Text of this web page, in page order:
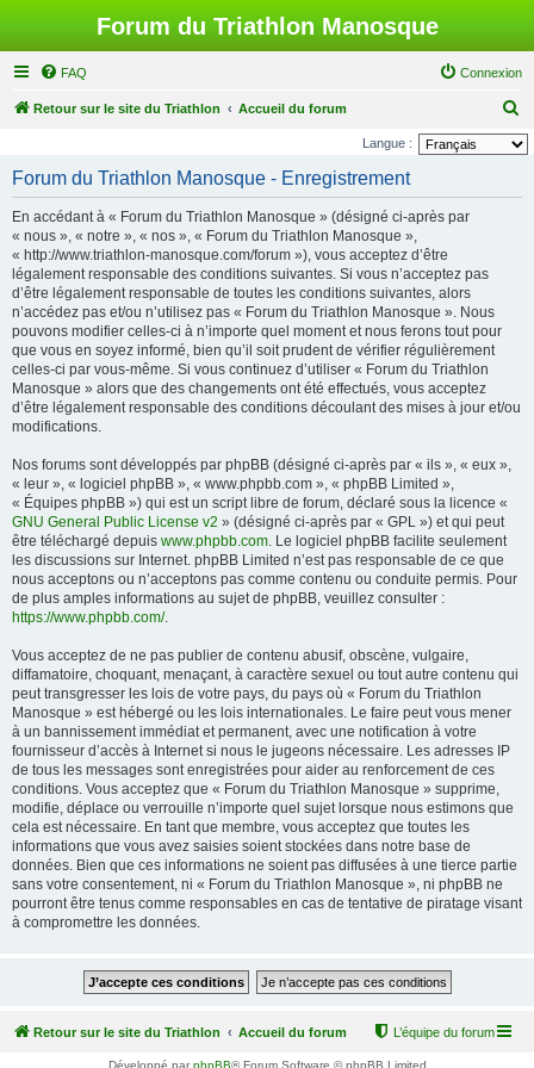
Forum du Triathlon Manosque
FAQ Connexion
Retour sur le site du Triathlon Accueil du forum
e
Langue :
Forum du Triathlon Manosque - Enregistrement
En accédant à « Forum du Triathlon Manosque » (désigné ci-après par
« nous », « notre », « nos », « Forum du Triathlon Manosque »,
« http://www.triathlon-manosque.com/forum »), vous acceptez d’être
légalement responsable des conditions suivantes. Si vous n’acceptez pas
d’être légalement responsable de toutes les conditions suivantes, alors
n’accédez pas et/ou n’utilisez pas « Forum du Triathlon Manosque ». Nous
pouvons modifier celles-ci à n’importe quel moment et nous ferons tout pour
que vous en soyez informé, bien qu’il soit prudent de vérifier régulièrement
celles-ci par vous-même. Si vous continuez d’utiliser « Forum du Triathlon
Manosque » alors que des changements ont été effectués, vous acceptez
d’être légalement responsable des conditions découlant des mises à jour et/ou
modifications.
Nos forums sont développés par phpBB (désigné ci-après par « ils », « eux »,
« leur », « logiciel phpBB », « www.phpbb.com », « phpBB Limited »,
« Équipes phpBB ») qui est un script libre de forum, déclaré sous la licence «
GNU General Public License v2 » (désigné ci-après par « GPL ») et qui peut
être téléchargé depuis www.phpbb.com. Le logiciel phpBB facilite seulement
les discussions sur Internet. phpBB Limited n’est pas responsable de ce que
nous acceptons ou n’acceptons pas comme contenu ou conduite permis. Pour
de plus amples informations au sujet de phpBB, veuillez consulter :
https://www.phpbb.com/.
Vous acceptez de ne pas publier de contenu abusif, obscène, vulgaire,
diffamatoire, choquant, menaçant, à caractère sexuel ou tout autre contenu qui
peut transgresser les lois de votre pays, du pays où « Forum du Triathlon
Manosque » est hébergé ou les lois internationales. Le faire peut vous mener
à un bannissement immédiat et permanent, avec une notification à votre
fournisseur d’accès à Internet si nous le jugeons nécessaire. Les adresses IP
de tous les messages sont enregistrées pour aider au renforcement de ces
conditions. Vous acceptez que « Forum du Triathlon Manosque » supprime,
modifie, déplace ou verrouille n’importe quel sujet lorsque nous estimons que
cela est nécessaire. En tant que membre, vous acceptez que toutes les
informations que vous avez saisies soient stockées dans notre base de
données. Bien que ces informations ne soient pas diffusées à une tierce partie
sans votre consentement, ni « Forum du Triathlon Manosque », ni phpBB ne
pourront être tenus comme responsables en cas de tentative de piratage visant
à compromettre les données.
Retour sur le site du Triathlon Accueil du forum L’équipe du forum
Développé parphpBB® Forum Software © phpBB Limited